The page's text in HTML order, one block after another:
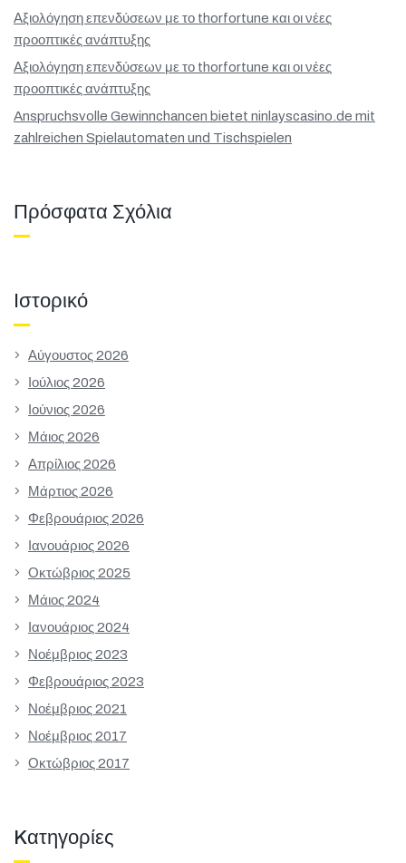
Αξιολόγηση επενδύσεων με το thorfortune και οι νέες
προοπτικές ανάπτυξης
Αξιολόγηση επενδύσεων με το thorfortune και οι νέες
προοπτικές ανάπτυξης
Anspruchsvolle Gewinnchancen bietet ninlayscasino.de mit
zahlreichen Spielautomaten und Tischspielen
Πρόσφατα Σχόλια
Ιστορικό
Αύγουστος 2026
Ιούλιος 2026
Ιούνιος 2026
Μάιος 2026
Απρίλιος 2026
Μάρτιος 2026
Φεβρουάριος 2026
Ιανουάριος 2026
Οκτώβριος 2025
Μάιος 2024
Ιανουάριος 2024
Νοέμβριος 2023
Φεβρουάριος 2023
Νοέμβριος 2021
Νοέμβριος 2017
Οκτώβριος 2017
Kατηγορίες